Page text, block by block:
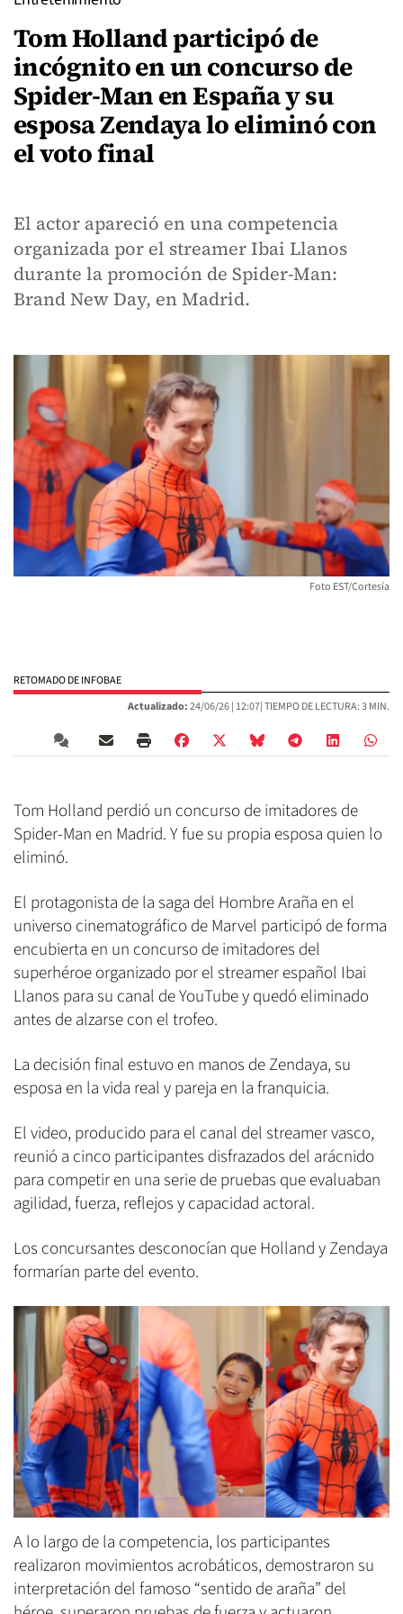
Tom Holland participó de
incógnito en un concurso de
Spider-Man en España y su
esposa Zendaya lo eliminó con
el voto final
El actor apareció en una competencia
organizada por el streamer Ibai Llanos
durante la promoción de Spider-Man:
Brand New Day, en Madrid.
Foto EST/Cortesía
RETOMADO DE INFOBAE
Actualizado:24/06/26 | 12:07| TIEMPO DE LECTURA: 3 MIN.
Tom Holland perdió un concurso de imitadores de
Spider-Man en Madrid. Y fue su propia esposa quien lo
eliminó.
El protagonista de la saga del Hombre Araña en el
universo cinematográfico de Marvel participó de forma
encubierta en un concurso de imitadores del
superhéroe organizado por el streamer español Ibai
Llanos para su canal de YouTube y quedó eliminado
antes de alzarse con el trofeo.
La decisión final estuvo en manos de Zendaya, su
esposa en la vida real y pareja en la franquicia.
El video, producido para el canal del streamer vasco,
reunió a cinco participantes disfrazados del arácnido
para competir en una serie de pruebas que evaluaban
agilidad, fuerza, reflejos y capacidad actoral.
Los concursantes desconocían que Holland y Zendaya
formarían parte del evento.
A lo largo de la competencia, los participantes
realizaron movimientos acrobáticos, demostraron su
interpretación del famoso “sentido de araña” del